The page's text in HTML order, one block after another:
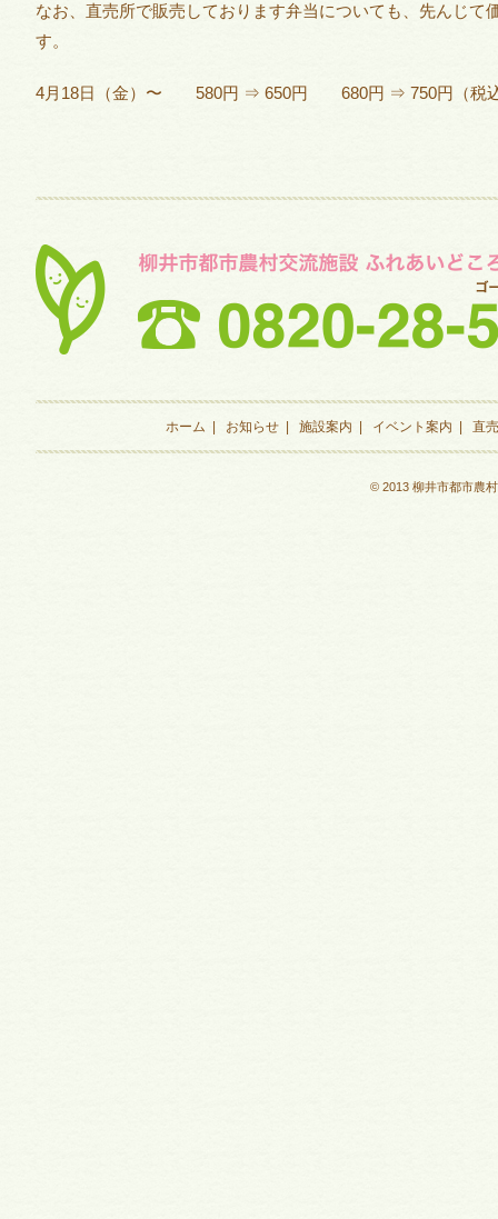
なお、直売所で販売しております弁当についても、先んじて
す。
4月18日（金）〜 580円 ⇒ 650円 680円 ⇒ 750円（税
ホーム お知らせ 施設案内 イベント案内 直
© 2013 柳井市都市農